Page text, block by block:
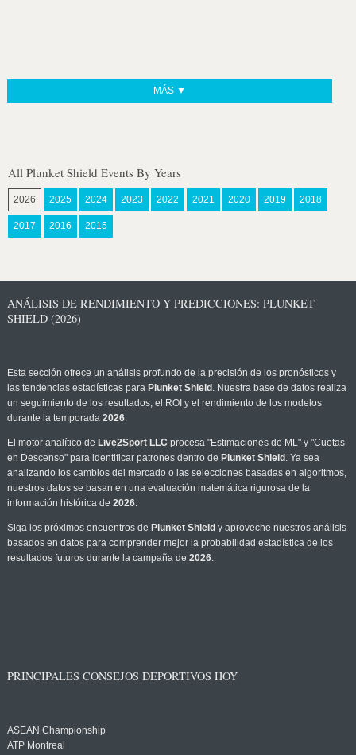
MÁS ▼
All Plunket Shield Events By Years
2026 2025 2024 2023 2022 2021 2020 2019 2018
2017 2016 2015
ANÁLISIS DE RENDIMIENTO Y PREDICCIONES: PLUNKET
SHIELD (2026)
Esta sección ofrece un análisis profundo de la precisión de los pronósticos y
las tendencias estadísticas para Plunket Shield . Nuestra base de datos realiza
un seguimiento de los resultados, el ROI y el rendimiento de los modelos
durante la temporada 2026.
El motor analítico de Live2Sport LLC procesa "Estimaciones de ML" y "Cuotas
en Descenso" para identificar patrones dentro de Plunket Shield . Ya sea
analizando los cambios del mercado o las selecciones basadas en algoritmos,
nuestros datos se basan en una evaluación matemática rigurosa de la
información histórica de 2026.
Siga los próximos encuentros de Plunket Shield y aproveche nuestros análisis
basados en datos para comprender mejor la probabilidad estadística de los
resultados futuros durante la campaña de 2026.
PRINCIPALES CONSEJOS DEPORTIVOS HOY
ASEAN Championship
ATP Montreal